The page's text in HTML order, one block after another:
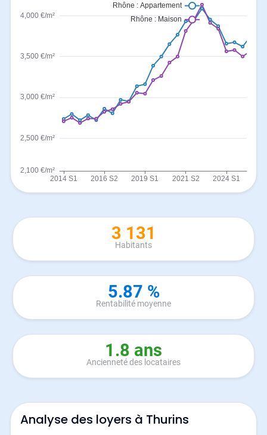
3 131
Habitants
5.87 %
Rentabilité moyenne
1.8 ans
Ancienneté des locataires
Analyse des loyers à Thurins